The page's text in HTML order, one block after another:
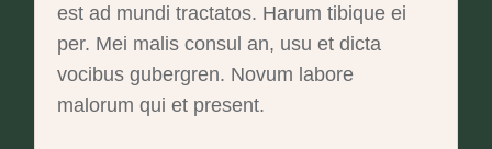
est ad mundi tractatos. Harum tibique ei
per. Mei malis consul an, usu et dicta
vocibus gubergren. Novum labore
malorum qui et present.